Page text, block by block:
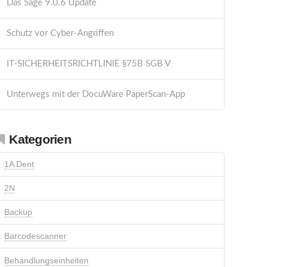
Das Sage 9.0.6 Update
Schutz vor Cyber-Angriffen
IT-SICHERHEITSRICHTLINIE §75B SGB V
Unterwegs mit der DocuWare PaperScan-App
Kategorien
1A Dent
2N
Backup
Barcodescanner
Behandlungseinheiten